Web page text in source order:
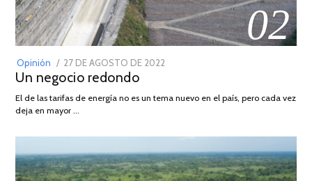
02
Opinión
POSTED
ON
27 DE AGOSTO DE 2022
DE
Un negocio redondo
El de las tarifas de energía no es un tema nuevo en el país, pero cada vez
deja en mayor …